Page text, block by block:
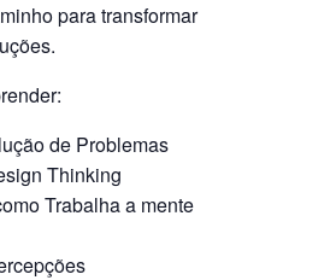
para transformar
de Problemas
Thinking
Trabalha a mente